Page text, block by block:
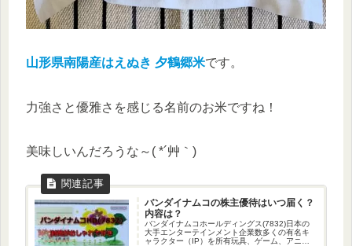
山形県南陽産はえぬき 夕鶴郷米です。
力強さと優雅さを感じる名前のお米ですね！
美味しいんだろうな～( *´艸｀)
バンダイナムコの株主優待はいつ届く？
内容は？
バンダイナムコホールディングス(7832)日本の
大手エンターテインメント企業数多くの有名キ
ャラクター（IP）を所有玩具、ゲーム、アニ